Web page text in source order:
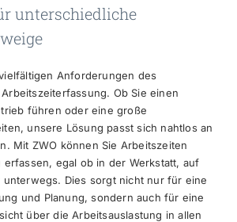
unterschiedliche
Anforderungen des
Ob Sie einen
führen oder eine große
unsere Lösung passt sich nahtlos an
Mit ZWO können Sie Arbeitszeiten
egal ob in der Werkstatt, auf
unterwegs. Dies sorgt nicht nur für eine
und Planung, sondern auch für eine
über die Arbeitsauslastung in allen